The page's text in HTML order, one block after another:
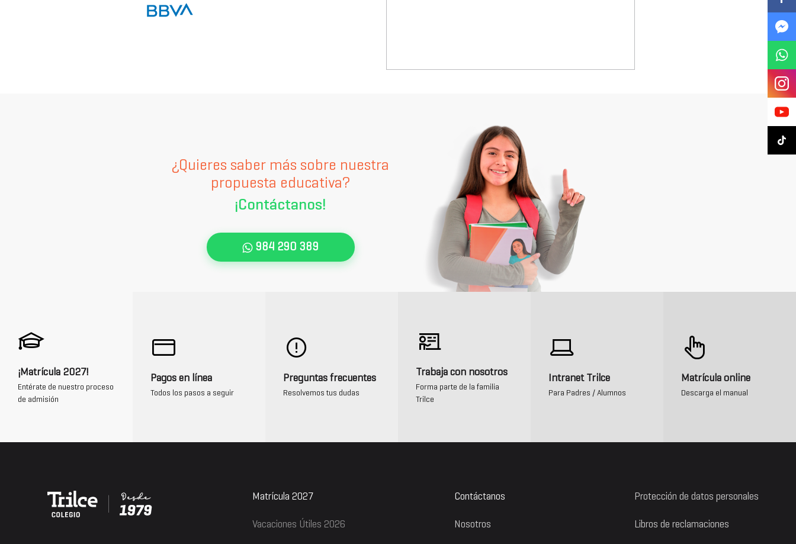
¿Quieres saber más sobre nuestra
propuesta educativa?
¡Contáctanos!
984 290 389
¡Matrícula 2027!
Entérate de nuestro proceso
de admisión
Pagos en línea
Todos los pasos a seguir
Preguntas frecuentes
Resolvemos tus dudas
Trabaja con nosotros
Forma parte de la familia
Trilce
Intranet Trilce
Para Padres / Alumnos
Matrícula online
Descarga el manual
Matrícula 2027
Vacaciones Útiles 2026
Contáctanos
Nosotros
Protección de datos personales
Libros de reclamaciones